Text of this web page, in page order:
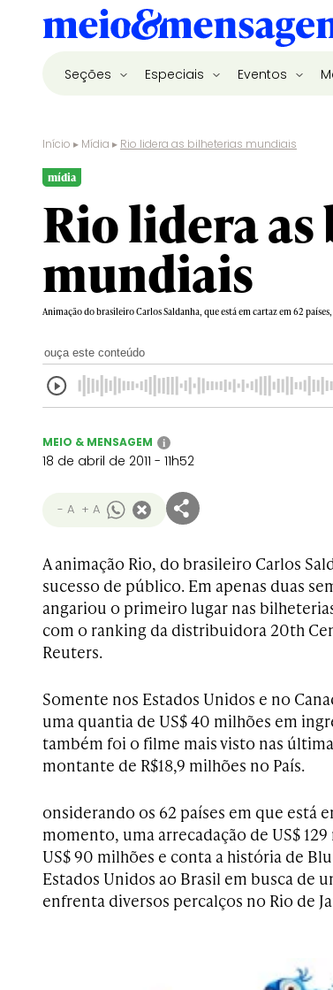
Seções Especiais Eventos
Início ▸ Mídia ▸ Rio lidera as bilheterias mundiais
mídia
Rio lidera
mundiais
Animação do brasileiro Carlos Saldanha, que está em cartaz em 62
ouça este conteúdo
MEIO & MENSAGEM i
18 de abril de 2011 - 11h52
- A + A
A animação Rio, do brasileiro Carlos
sucesso de público. Em apenas duas
angariou o primeiro lugar nas
com o ranking da distribuidora 20th
Reuters.
Somente nos Estados Unidos e no
uma quantia de US$ 40 milhões em
também foi o filme mais visto nas
montante de R$18,9 milhões no País.
onsiderando os 62 países em que está
momento, uma arrecadação de US$
US$ 90 milhões e conta a história de
Estados Unidos ao Brasil em busca de
enfrenta diversos percalços no Rio de